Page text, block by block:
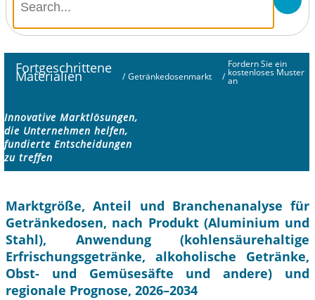
Fortgeschrittene
Materialien / Getränkedosenmarkt /
Fordern Sie ein
kostenloses Muster
an
Innovative Marktlösungen,
die Unternehmen helfen,
fundierte Entscheidungen
zu treffen
Marktgröße, Anteil und Branchenanalyse für
Getränkedosen, nach Produkt (Aluminium und
Stahl), Anwendung (kohlensäurehaltige
Erfrischungsgetränke, alkoholische Getränke,
Obst- und Gemüsesäfte und andere) und
regionale Prognose, 2026–2034